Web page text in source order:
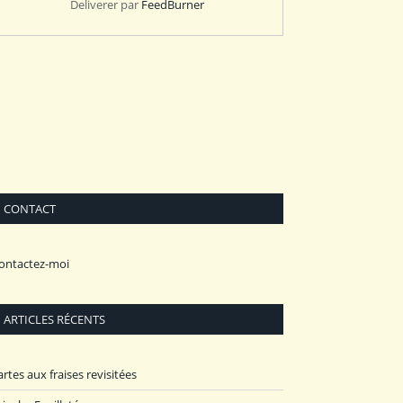
Deliverer par FeedBurner
CONTACT
moi
ARTICLES RÉCENTS
aux fraises revisitées